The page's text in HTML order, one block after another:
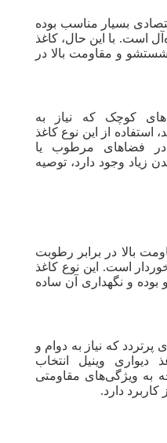
بسیار مناسب بوده
است. با این حال، کاغذ
و مقاومت بالا در
کوچک که نیاز به
از این نوع کاغذ
فضاهای مرطوب یا
زیاد وجود دارد، توصیه
بالا در برابر رطوبت
است. این نوع کاغذ
و نگهداری آن ساده
پرتردد که نیاز به دوام و
دیواری وینیل انتخاب
به ویژگی‌های مقاومتی
کاربرد دارد.